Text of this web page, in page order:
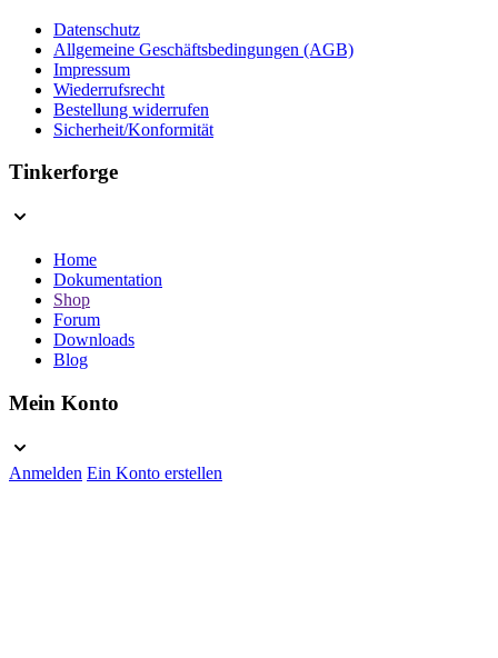
Datenschutz
Allgemeine Geschäftsbedingungen (AGB)
Impressum
Wiederrufsrecht
Bestellung widerrufen
Sicherheit/Konformität
Tinkerforge
Home
Dokumentation
Shop
Forum
Downloads
Blog
Mein Konto
Anmelden Ein Konto erstellen